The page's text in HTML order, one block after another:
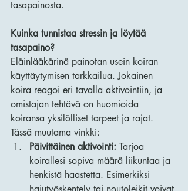
tasapainosta.
Kuinka tunnistaa stressin ja löytää
tasapaino?
Eläinlääkärinä painotan usein koiran
käyttäytymisen tarkkailua. Jokainen
koira reagoi eri tavalla aktivointiin, ja
omistajan tehtävä on huomioida
koiransa yksilölliset tarpeet ja rajat.
Tässä muutama vinkki:
Päivittäinen aktivointi: Tarjoa
koirallesi sopiva määrä liikuntaa ja
henkistä haastetta. Esimerkiksi